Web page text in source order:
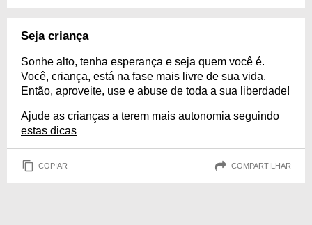
Seja criança
Sonhe alto, tenha esperança e seja quem você é.
Você, criança, está na fase mais livre de sua vida.
Então, aproveite, use e abuse de toda a sua liberdade!
Ajude as crianças a terem mais autonomia seguindo
estas dicas
COPIAR COMPARTILHAR